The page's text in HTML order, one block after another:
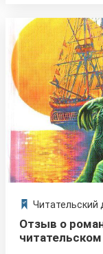
Читательский
Отзыв о